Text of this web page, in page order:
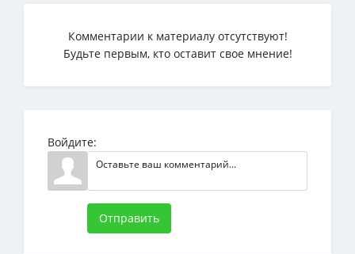
Комментарии к материалу отсутствуют!
Будьте первым, кто оставит свое мнение!
Войдите:
Отправить